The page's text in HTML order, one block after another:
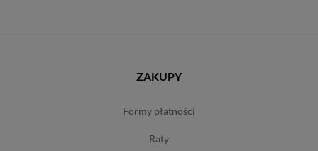
ZAKUPY
formy płatności
raty